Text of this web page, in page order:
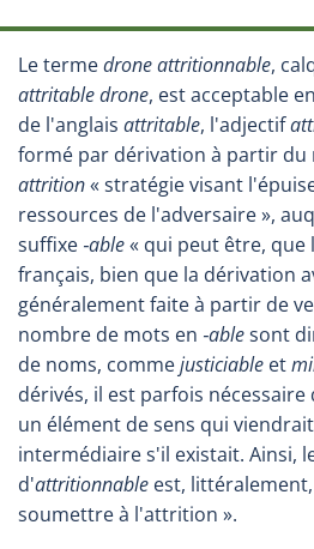
Le termedrone attritionnable,
attritable drone, est acceptable
de l'anglais attritable, l'adjectif
formé par dérivation à partir du
attrition« stratégie visant
ressources de l'adversaire »,
suffixe ‑able« qui peut être, que
français, bien que la dérivation
généralement faite à partir de
nombre de mots en ‑ablesont
de noms, commejusticiable et
dérivés, il est parfois nécessaire
un élément de sens qui
intermédiaire s'il existait. Ainsi,
d'attritionnable est,
soumettre à l'attrition ».